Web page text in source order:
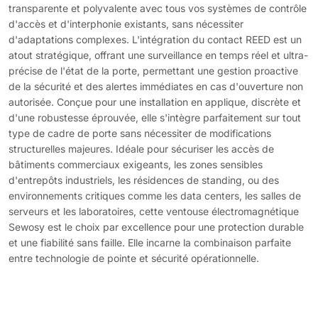
transparente et polyvalente avec tous vos systèmes de contrôle
d'accès et d'interphonie existants, sans nécessiter
d'adaptations complexes. L'intégration du contact REED est un
atout stratégique, offrant une surveillance en temps réel et ultra-
précise de l'état de la porte, permettant une gestion proactive
de la sécurité et des alertes immédiates en cas d'ouverture non
autorisée. Conçue pour une installation en applique, discrète et
d'une robustesse éprouvée, elle s'intègre parfaitement sur tout
type de cadre de porte sans nécessiter de modifications
structurelles majeures. Idéale pour sécuriser les accès de
bâtiments commerciaux exigeants, les zones sensibles
d'entrepôts industriels, les résidences de standing, ou des
environnements critiques comme les data centers, les salles de
serveurs et les laboratoires, cette ventouse électromagnétique
Sewosy est le choix par excellence pour une protection durable
et une fiabilité sans faille. Elle incarne la combinaison parfaite
entre technologie de pointe et sécurité opérationnelle.